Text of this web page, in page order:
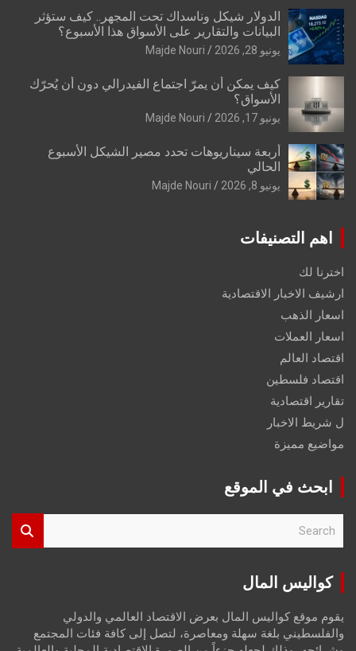
الدولار شيكل وناسداك تحت المجهر.. كيف ستؤثر
البيانات والتقارير على الأسواق هذا الأسبوع؟
يونيو 28, 2026 Majde Nouri
كيف يمكن أن يمرّ اجتماع الفيدرالي دون أن يُحرّك
الأسواق؟
يونيو 17, 2026 Majde Nouri
أربعة سيناريوهات تحدد مصير الشيكل الأسبوع
الحالي
يونيو 8, 2026 Majde Nouri
اهم التصنيفات
اخترنا لك
ارشيف الاخبار الاقتصادية
اسعار الذهب
اسعار العملات
اقتصاد العالم
اقتصاد فلسطين
تقارير اقتصادية
ل شريط الاخبار
مواضيع مميزة
ابحث في الموقع
r
كواليس المال
يقوم موقع كواليس المال بعرض الاقتصاد العالمي والدولي
والفلسطيني بلغة سهلة ومعاصرة، لتصل إلى كافة فئات المجتمع